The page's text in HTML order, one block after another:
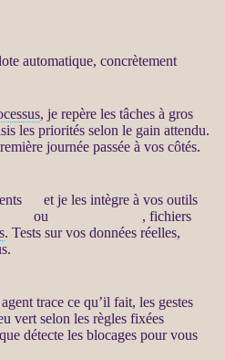
automatique, concrètement
, je repère les tâches à gros
les priorités selon le gain attendu.
journée passée à vos côtés.
et je les intègre à vos outils
ou
, fichiers
. Tests sur vos donnéesréelles,
agenttrace ce qu’il fait, les gestes
vert selon les règles fixées
détecte les blocages pour vous